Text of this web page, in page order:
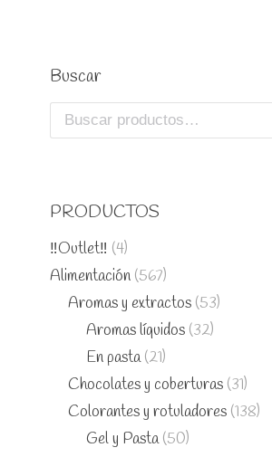
Buscar
PRODUCTOS
‼️Outlet‼️ (4)
Alimentación (567)
Aromas y extractos (53)
Aromas líquidos (32)
En pasta (21)
Chocolates y coberturas (31)
Colorantes y rotuladores (138)
Gel y Pasta (50)